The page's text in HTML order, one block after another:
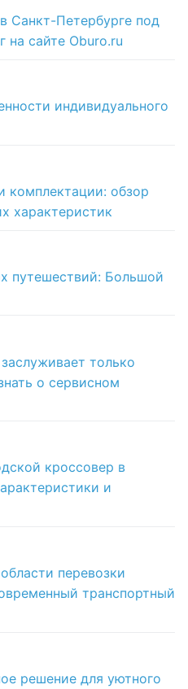
Санкт-Петербурге под
на сайте Oburo.ru
индивидуального
комплектации: обзор
характеристик
путешествий: Большой
только
о сервисном
кроссовер в
и
перевозки
транспортный
решение для уютного